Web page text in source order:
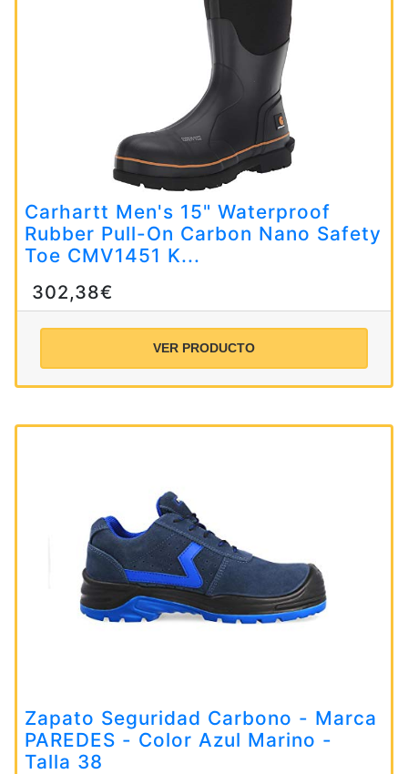
Carhartt Men's 15" Waterproof
Rubber Pull-On Carbon Nano Safety
Toe CMV1451 K...
302,38€
VER PRODUCTO
Zapato Seguridad Carbono - Marca
PAREDES - Color Azul Marino -
Talla 38